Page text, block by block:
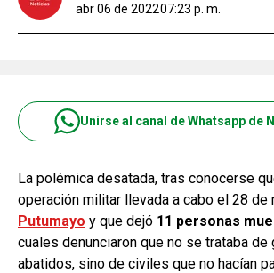
abr 06 de 202207:23 p. m.
Unirse al canal de Whatsapp de
La polémica desatada, tras conocerse
operación militar llevada a cabo el 28
Putumayo y que dejó 11 personas
cuales denunciaron que no se trataba de
abatidos, sino de civiles que no hacían